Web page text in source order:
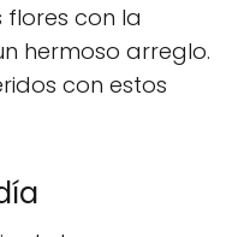
con la
hermoso arreglo.
con estos